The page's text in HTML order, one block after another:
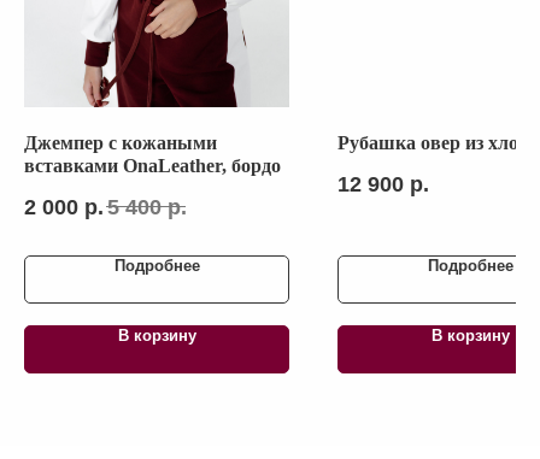
Джемпер с кожаными
вставками OnaLeather, бордо
2 000 р. 5 400 р.
Подробнее
В корзину
Рубашка овер из
12 900 р.
Подробнее
В корзину
ИНН 701742506910
ОГРНИП 311701708700322
+7 (923) 415-40-77
ГОЛОВНЫЕ УБОРЫ